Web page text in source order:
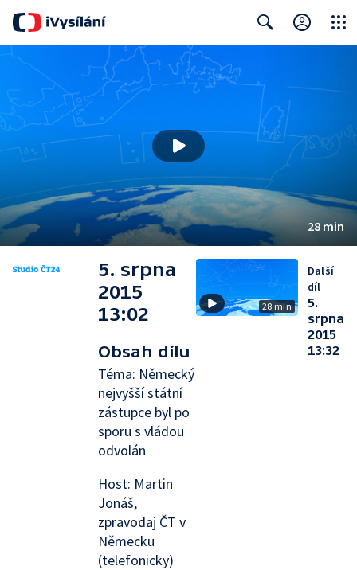
28 min
5. srpna
2015
13:02
Obsah dílu
Téma: Německý
nejvyšší státní
zástupce byl po
sporu s vládou
odvolán
Host: Martin
Jonáš,
zpravodaj ČT v
Německu
(telefonicky)
28 min
Další
díl
5.
srpna
2015
13:32